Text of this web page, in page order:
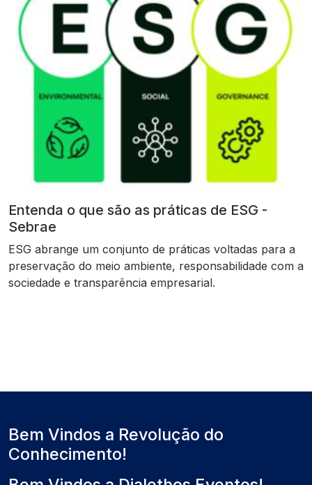
Entenda o que são as práticas de ESG -
Sebrae
ESG abrange um conjunto de práticas voltadas para a
preservação do meio ambiente, responsabilidade com a
sociedade e transparência empresarial.
Bem Vindos a Revolução do
Conhecimento!